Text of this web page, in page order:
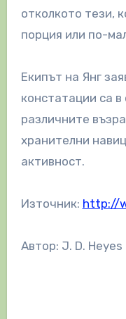
отколкото тези,
порция или по-
Екипът на Янг
констатации са
различните
хранителни
активност.
Източник: http://
Автор: J. D. Heyes